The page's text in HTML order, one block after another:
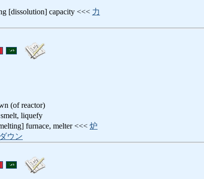
[dissolution] capacity <<< 力
(of reactor)
liquefy
furnace, melter <<< 炉
ウン